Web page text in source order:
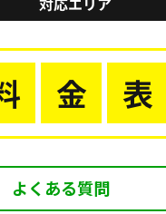
よくある質問